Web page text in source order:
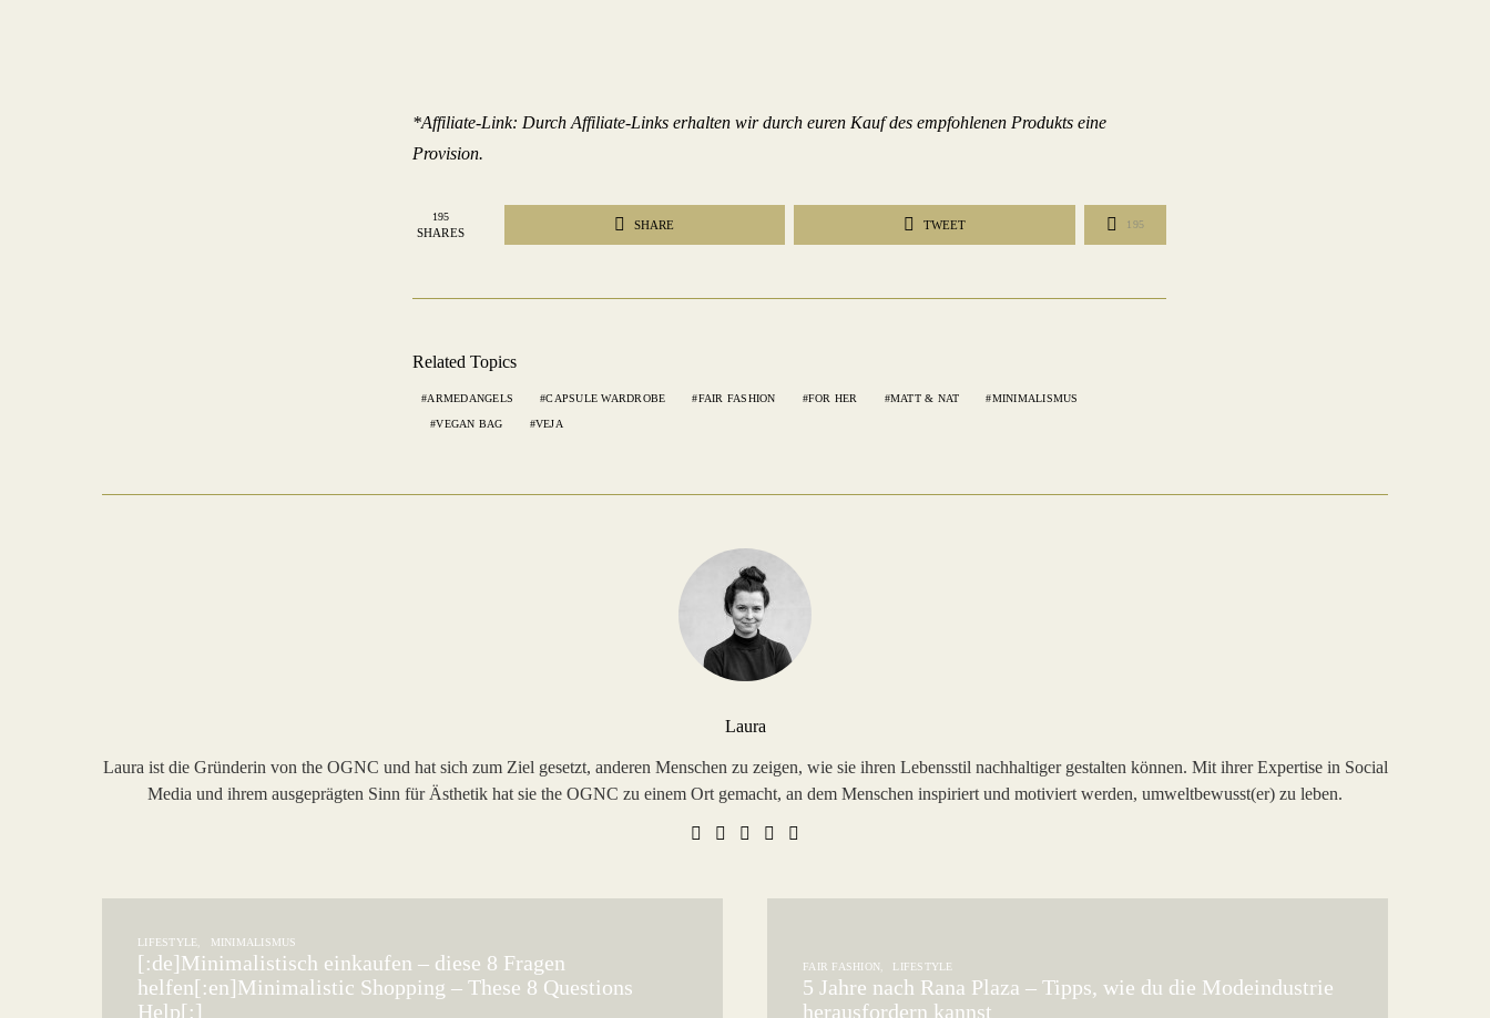
*Affiliate-Link: Durch Affiliate-Links erhalten wir durch euren Kauf des empfohlenen Produkts eine
Provision.
195
SHARES
SHARE TWEET 195
Related Topics
ARMEDANGELS CAPSULE WARDROBE FAIR FASHION FOR HER MATT & NAT MINIMALISMUS
VEGAN BAG VEJA
Laura
Laura ist die Gründerin von the OGNC und hat sich zum Ziel gesetzt, anderen Menschen zu zeigen, wie sie ihren Lebensstil nachhaltiger gestalten können. Mit ihrer Expertise in Social
Media und ihrem ausgeprägten Sinn für Ästhetik hat sie the OGNC zu einem Ort gemacht, an dem Menschen inspiriert und motiviert werden, umweltbewusst(er) zu leben.
LIFESTYLE MINIMALISMUS
[:de]Minimalistisch einkaufen – diese 8 Fragen
helfen[:en]Minimalistic Shopping – These 8 Questions
Help[:]
FAIR FASHION LIFESTYLE
5 Jahre nach Rana Plaza – Tipps, wie du die Modeindustrie
herausfordern kannst